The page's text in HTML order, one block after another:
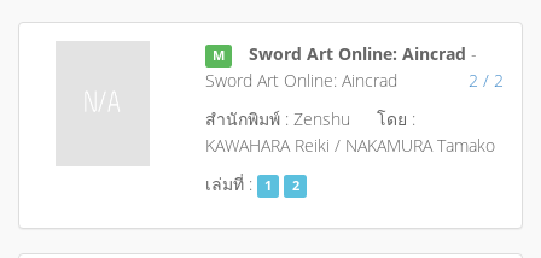
M Sword Art Online: Aincrad -
Sword Art Online: Aincrad
2 / 2
สำนักพิมพ์ : Zenshu
โดย :
KAWAHARA Reiki / NAKAMURA Tamako
เล่มที่ :
1 2